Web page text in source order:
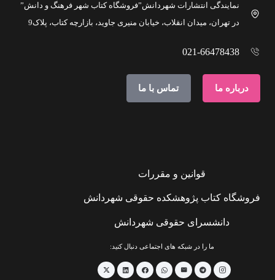
نمایندگی انتشارات شهردانش”فروشگاه کتاب شهر فرهنگ و دانش”
در تهران، میدان انقلاب، خیابان منیری جاوید، بازارچه کتاب، پلاک9
021-66478438
درباره ما تماس با ما
قوانین و مقررات
فروشگاه کتاب پژوهشکده حقوقی شهردانش
دانشسرای حقوقی شهردانش
ما را در شبکه های اجتماعی دنبال کنید: